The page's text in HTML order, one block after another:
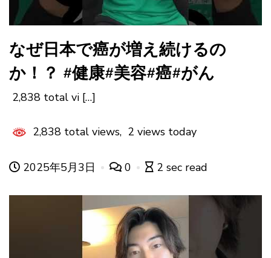
なぜ日本で癌が増え続けるの
か！？ #健康#美容#癌#がん
2,838 total vi […]
2,838 total views, 2 views today
2025年5月3日 0 2 sec read